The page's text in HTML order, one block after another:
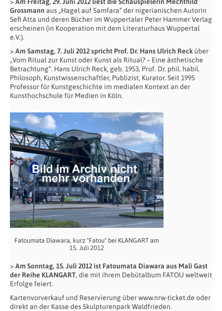
Grossmann aus „Hagel auf Samfara“ der nigerianischen Autorin
Sefi Atta und deren Bücher im Wuppertaler Peter Hammer Verlag
erscheinen (in Kooperation mit dem Literaturhaus Wuppertal
e.V.).
> Am Samstag, 7. Juli 2012 spricht Prof. Dr. Hans Ulrich Reck über
„Vom Ritual zur Kunst oder Kunst als Ritual? – Eine ästhetische
Betrachtung“. Hans Ulrich Reck, geb. 1953, Prof. Dr. phil. habil.
Philosoph, Kunstwissenschaftler, Publizist, Kurator. Seit 1995
Professor für Kunstgeschichte im medialen Kontext an der
Kunsthochschule für Medien in Köln.
Fatoumata Diawara, kurz "Fatou" bei KLANGART am
15. Juli 2012
> Am Sonntag, 15. Juli 2012 ist Fatoumata Diawara aus Mali Gast
der Reihe KLANGART, die mit ihrem Debütalbum FATOU weltweit
Erfolge feiert.
Kartenvorverkauf und Reservierung über www.nrw-ticket.de oder
direkt an der Kasse des Skulpturenpark Waldfrieden.